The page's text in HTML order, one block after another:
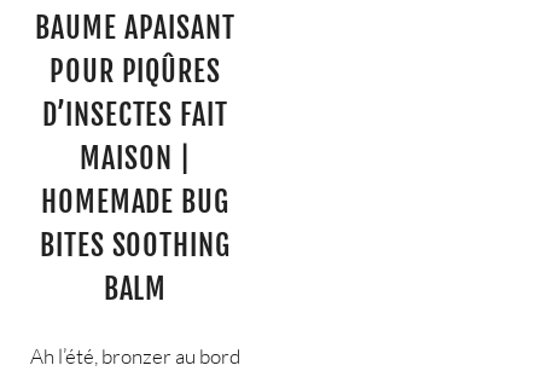
BAUME APAISANT
POUR PIQÛRES
D’INSECTES FAIT
MAISON |
HOMEMADE BUG
BITES SOOTHING
BALM
Ah l’été, bronzer au bord